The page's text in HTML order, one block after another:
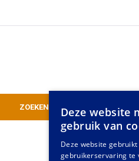
Deze website
gebruik van
Deze website
gebruikerservaring te